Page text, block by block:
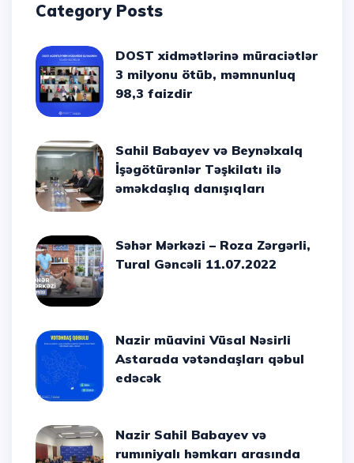
Category Posts
DOST xidmətlərinə müraciətlər
3 milyonu ötüb, məmnunluq
98,3 faizdir
Sahil Babayev və Beynəlxalq
İşəgötürənlər Təşkilatı ilə
əməkdaşlıq danışıqları
Səhər Mərkəzi – Roza Zərgərli,
Tural Gəncəli 11.07.2022
Nazir müavini Vüsal Nəsirli
Astarada vətəndaşları qəbul
edəcək
Nazir Sahil Babayev və
rumıniyalı həmkarı arasında